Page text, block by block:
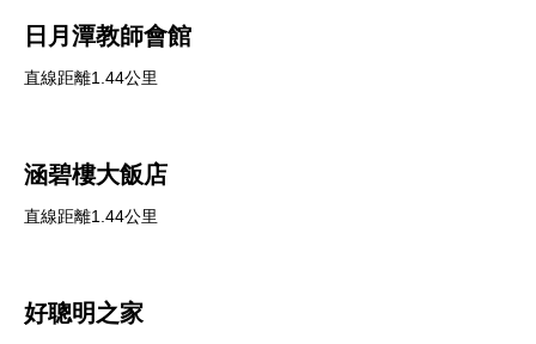
日月潭教師會館
直線距離1.44公里
涵碧樓大飯店
直線距離1.44公里
好聰明之家